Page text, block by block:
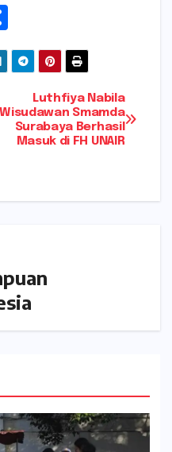
h
ar
Luthfiya Nabila
Wisudawan Smamda
Surabaya Berhasil
Masuk di FH UNAIR